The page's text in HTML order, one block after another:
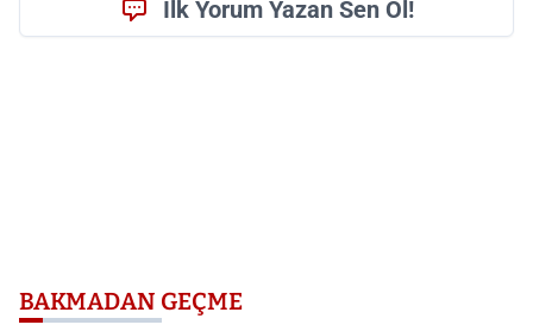
İlk Yorum Yazan Sen Ol!
BAKMADAN GEÇME